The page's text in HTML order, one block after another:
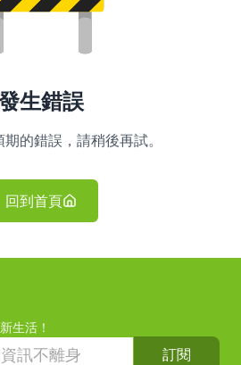
生錯誤
的錯誤，請稍後再試。
回到首頁
生活！
訂閱